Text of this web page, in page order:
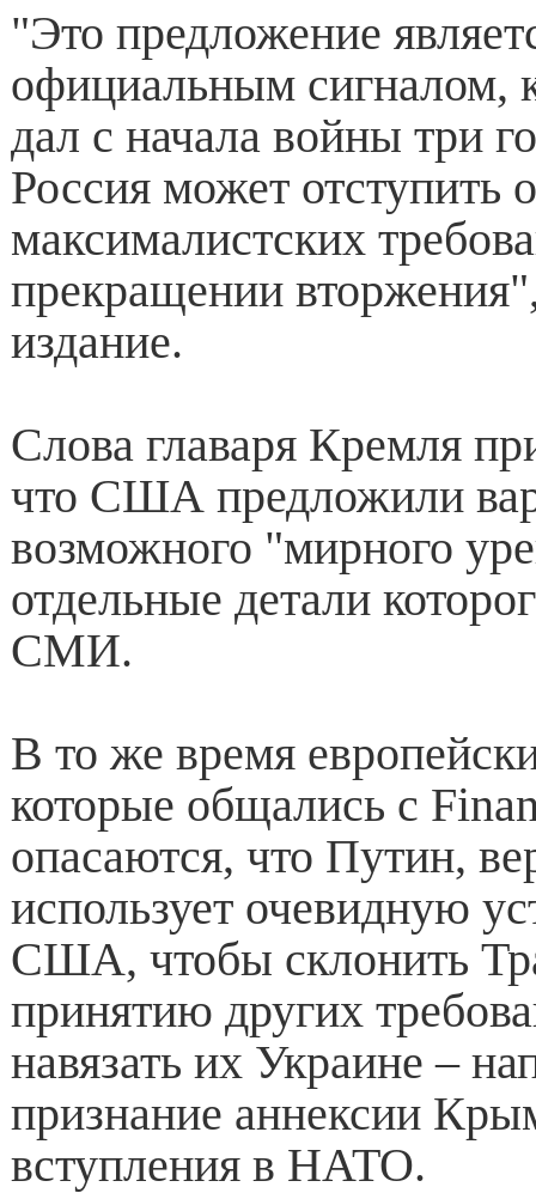
"Это предложение
официальным сигналом,
дал с начала войны три
Россия может отступить
максималистских
прекращении
издание.
Слова главаря Кремля
что США предложили
возможного "мирного
отдельные детали
СМИ.
В то же время
которые общались с
опасаются, что Путин,
использует очевидную
США, чтобы склонить
принятию других
навязать их Украине –
признание аннексии
вступления в НАТО.